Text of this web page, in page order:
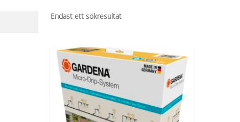
Endast ett sökresultat